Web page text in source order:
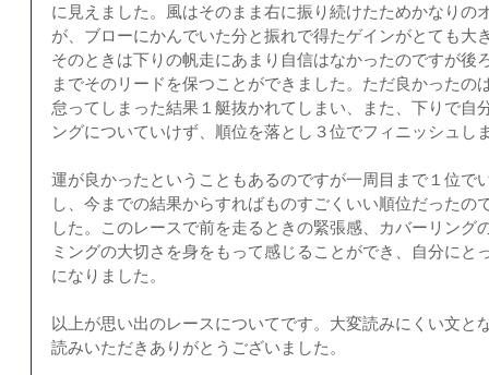
に見えました。風はそのまま右に振り続けたためかなりの
が、ブローにかんでいた分と振れで得たゲインがとても大
そのときは下りの帆走にあまり自信はなかったのですが後
までそのリードを保つことができました。ただ良かったの
怠ってしまった結果１艇抜かれてしまい、また、下りで自
ングについていけず、順位を落とし３位でフィニッシュし
運が良かったということもあるのですが一周目まで１位で
し、今までの結果からすればものすごくいい順位だったの
した。このレースで前を走るときの緊張感、カバーリング
ミングの大切さを身をもって感じることができ、自分にと
になりました。
以上が思い出のレースについてです。大変読みにくい文と
読みいただきありがとうございました。